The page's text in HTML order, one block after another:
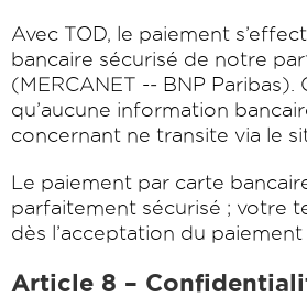
Avec TOD, le paiement
bancaire sécurisé de notre
(MERCANET -­‐ BNP Paribas).
qu’aucune information
concernant ne transite via le
Le paiement par carte
parfaitement sécurisé ; votre
dès l’acceptation du
Article 8 –